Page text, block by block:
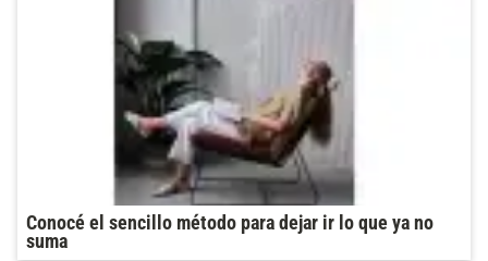
Conocé el sencillo método para dejar ir lo que ya no
suma